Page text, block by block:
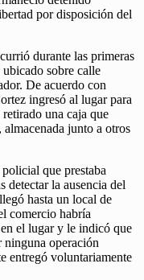
por disposición del
durante las primeras
sobre calle
De acuerdo con
ingresó al lugar para
una caja que
junto a otros
que prestaba
detectar la ausencia del
hasta un local de
comercio habría
el lugar y le indicó que
ninguna operación
entregó voluntariamente